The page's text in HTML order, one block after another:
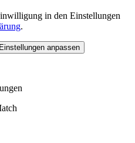
in den Einstellungen
.
Einstellungen anpassen